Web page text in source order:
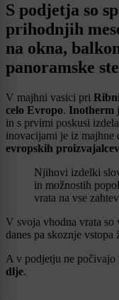
S podjetja so
prihodnjih
na okna,
panoramske
V majhni vasici pri
celo Evropo. Inotherm
in s prvimi poskusi
inovacijami je iz majhne
evropskih
Njihovi izdelki
in možnostih
vrata na vse
V svoja vhodna vrata so
danes pa skoznje
A v podjetju ne počivajo
dlje.